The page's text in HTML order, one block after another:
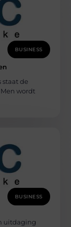
BUSINESS
staat de
wordt
BUSINESS
uitdaging